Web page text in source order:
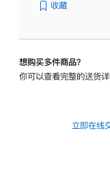
的
收藏
想购买多件商品？
你可以查看完整的送货详
立即在线